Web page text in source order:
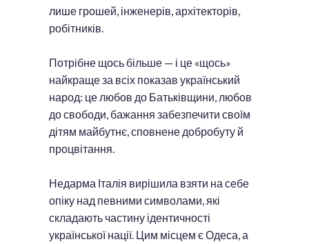
лише грошей, інженерів, архітекторів,
робітників.
Потрібне щось більше — і це «щось»
найкраще за всіх показав український
народ: це любов до Батьківщини, любов
до свободи, бажання забезпечити своїм
дітям майбутнє, сповнене добробуту й
процвітання.
Недарма Італія вирішила взяти на себе
опіку над певними символами, які
складають частину ідентичності
української нації. Цим місцем є Одеса, а